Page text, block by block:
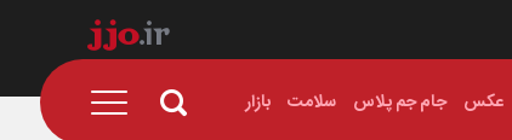
عکس جام جم پلاس سلامت بازار